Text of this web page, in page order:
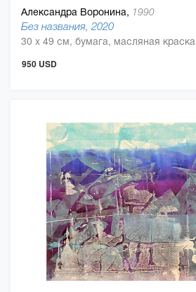
Александра Воронина, 1990
Без названия, 2020
30 x 49 см, бумага, масляная краска
950 USD